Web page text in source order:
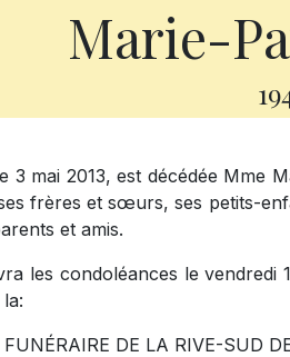
Marie-
3 mai 2013, est décédée Mme
frères et sœurs, ses petits-
et amis.
les condoléances le vendredi
FUNÉRAIRE DE LA RIVE-SUD